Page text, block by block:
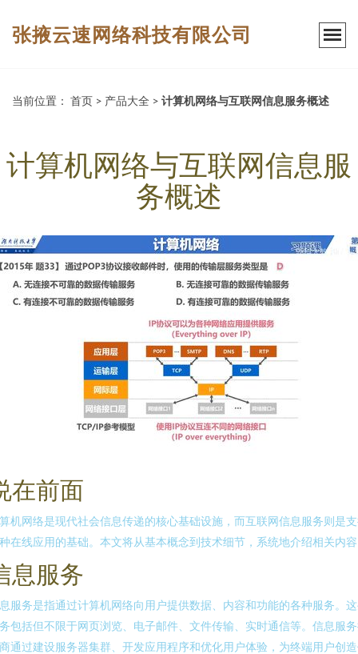
张掖云速网络科技有限公司
当前位置： 首页 > 产品大全 > 计算机网络与互联网信息服务概述
计算机网络与互联网信息服
务概述
在前面
机网络是现代社会信息传递的核心基础设施，而互联网信息服务则是
在线应用的基础。本文将从基本概念到技术细节，系统地介绍相关内
息服务
服务是指通过计算机网络向用户提供数据、内容和功能的各种服务。
包括但不限于网页浏览、电子邮件、文件传输、实时通信等。信息服
通过建设服务器集群、开发应用程序和优化用户体验，为终端用户创